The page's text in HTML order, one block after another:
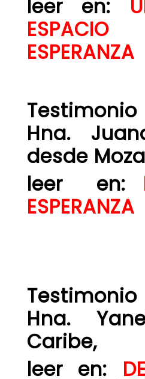
leer en:
ESPERANZA
Hna.
desde
leer en:
ESPERANZA
Hna.
Caribe,
leer en: